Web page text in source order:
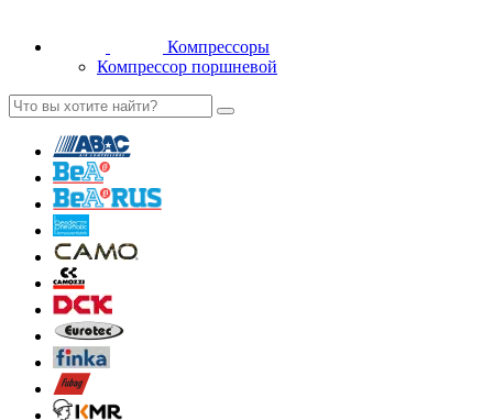
Компрессоры
Компрессор поршневой